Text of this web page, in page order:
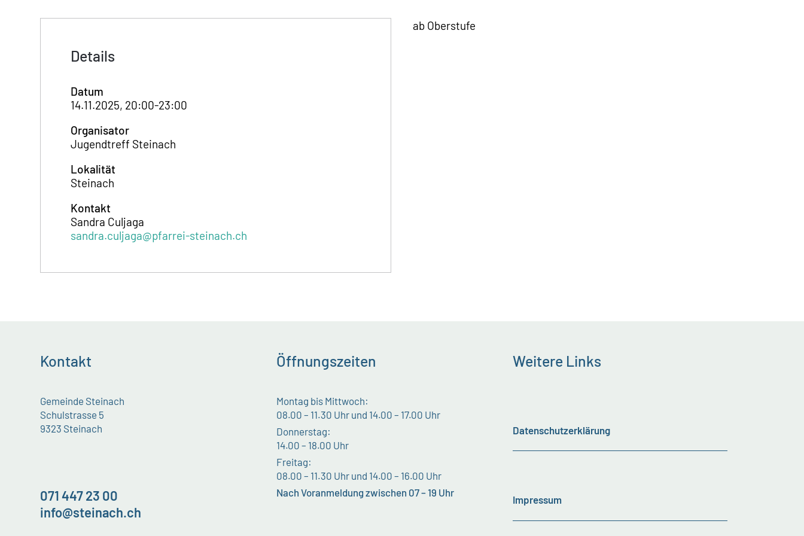
Details
Datum
14.11.2025, 20:00-23:00
Organisator
Jugendtreff Steinach
Lokalität
Steinach
Kontakt
Sandra Culjaga
sandra.culjaga@pfarrei-steinach.ch
ab Oberstufe
Kontakt
Gemeinde Steinach
Schulstrasse 5
9323 Steinach
071 447 23 00
info@steinach.ch
Öffnungszeiten
Montag bis Mittwoch:
08.00 – 11.30 Uhr und 14.00 – 17.00 Uhr
Donnerstag:
14.00 – 18.00 Uhr
Freitag:
08.00 – 11.30 Uhr und 14.00 – 16.00 Uhr
Nach Voranmeldung zwischen 07 – 19 Uhr
Weitere Links
Datenschutzerklärung
Impressum